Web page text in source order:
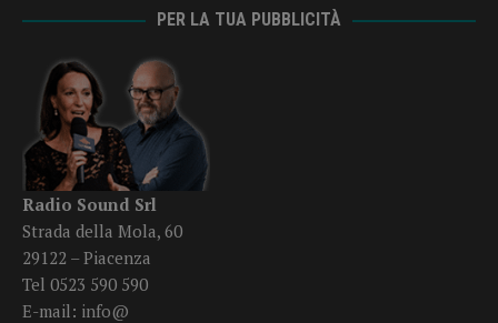
PER LA TUA PUBBLICITÀ
Radio Sound Srl
Strada della Mola, 60
29122 – Piacenza
Tel 0523 590 590
E-mail: info@